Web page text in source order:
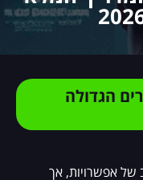
הגדולה
של אפשרויות, אך